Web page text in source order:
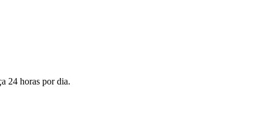
24 horas por dia.